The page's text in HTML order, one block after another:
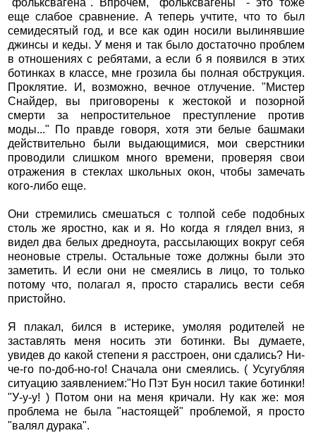
"фольксвагена". Впрочем, "фольксвагены" - это тоже
еще слабое сравнение. А теперь учтите, что то был
семидесятый год, и все как один носили вылинявшие
джинсы и кеды. У меня и так было достаточно проблем
в отношениях с ребятами, а если б я появился в этих
ботинках в классе, мне грозила бы полная обструкция.
Проклятие. И, возможно, вечное отлучение. "Мистер
Снайдер, вы приговорены к жестокой и позорной
смерти за непростительное преступление против
моды..." По правде говоря, хотя эти белые башмаки
действительно были выдающимися, мои сверстники
проводили слишком много времени, проверяя свои
отражения в стеклах школьных окон, чтобы замечать
кого-либо еще.
Они стремились смешаться с толпой себе подобных
столь же яростно, как и я. Но когда я глядел вниз, я
видел два белых дредноута, рассылающих вокруг себя
неоновые стрелы. Остальные тоже должны были это
заметить. И если они не смеялись в лицо, то только
потому что, полагал я, просто старались вести себя
пристойно.
Я плакал, бился в истерике, умоляя родителей не
заставлять меня носить эти ботинки. Вы думаете,
увидев до какой степени я расстроен, они сдались? Ни-
че-го по-доб-но-го! Сначала они смеялись. ( Усугубляя
ситуацию заявлением:"Но Пэт Бун носил такие ботинки!
"У-у-у! ) Потом они на меня кричали. Ну как же: моя
проблема не была "настоящей" проблемой, я просто
"валял дурака".